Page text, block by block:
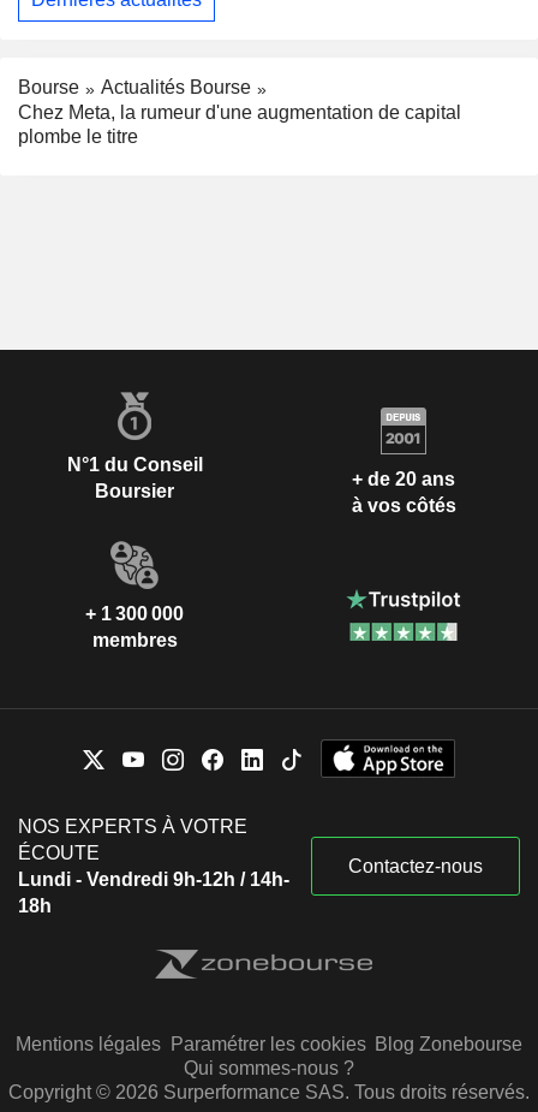
Bourse
Actualités Bourse
Chez Meta, la rumeur d'une augmentation de capital
plombe le titre
N°1 du Conseil
Boursier
+ de 20 ans
à vos côtés
+ 1 300 000
membres
NOS EXPERTS À VOTRE
ÉCOUTE
Lundi - Vendredi 9h-12h / 14h-
18h
Contactez-nous
Mentions légales Paramétrer les cookies Blog Zonebourse
Qui sommes-nous ?
Copyright © 2026 Surperformance SAS. Tous droits réservés.